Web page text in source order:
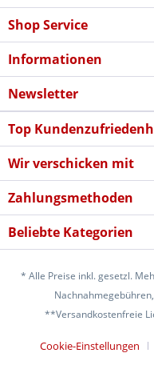
Shop Service
Informationen
Newsletter
Top
Wir verschicken mit
Zahlungsmethoden
Beliebte Kategorien
* Alle Preise inkl. gesetzl.
**Versandkostenfreie
Cookie-Einstellungen